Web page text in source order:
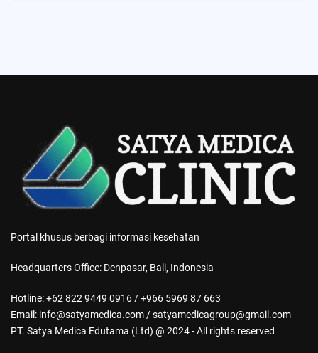
Portal khusus berbagi informasi kesehatan
Headquarters Office: Denpasar, Bali, Indonesia
Hotline: +62 822 9449 0916 / +966 5969 87 663
Email: info@satyamedica.com / satyamedicagroup@gmail.com
PT. Satya Medica Edutama (Ltd) @ 2024 - All rights reserved